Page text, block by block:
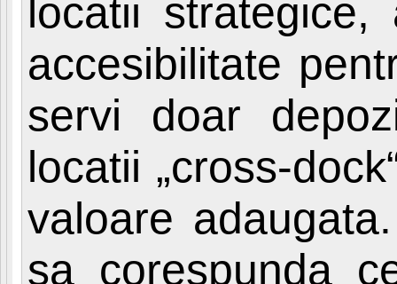
locatii
accesibilitate
servi doar
locatii „cross-
valoare
sa corespunda